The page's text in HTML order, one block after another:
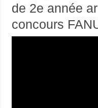
de 2e année
concours